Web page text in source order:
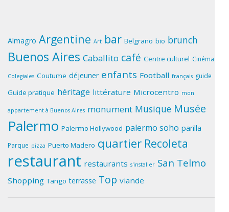
Almagro Argentine Art bar Belgrano bio brunch
Buenos Aires Caballito café Centre culturel Cinéma
Colegiales Coutume déjeuner enfants Football français guide
Guide pratique héritage littérature Microcentro mon
appartement à Buenos Aires monument Musique Musée
Palermo Palermo Hollywood palermo soho parilla
Parque pizza Puerto Madero quartier Recoleta
restaurant restaurants s'installer San Telmo
Shopping Tango terrasse Top viande